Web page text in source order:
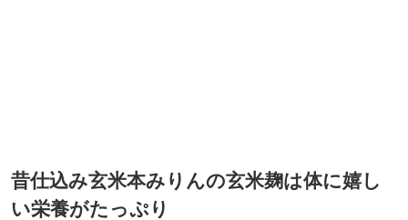
昔仕込み玄米本みりんの玄米麹は体に嬉し
い栄養がたっぷり